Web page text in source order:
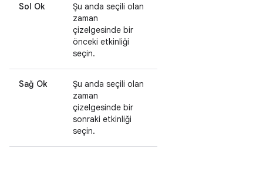
Sol Ok
Şu anda seçili olan
zaman
çizelgesinde bir
önceki etkinliği
seçin.
Sağ Ok
Şu anda seçili olan
zaman
çizelgesinde bir
sonraki etkinliği
seçin.